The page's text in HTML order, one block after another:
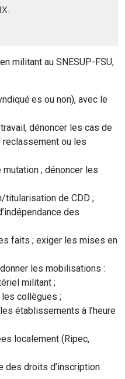
militant au SNESUP-FSU,
ou non), avec le
dénoncer les cas de
reclassement ou les
; dénoncer les
titularisation de CDD ;
des
faits ; exiger les mises en
les mobilisations :
militant ;
collègues ;
établissements à l’heure
localement (Ripec,
des droits d’inscription.